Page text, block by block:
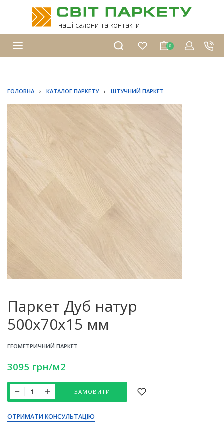
наші салони та контакти
0
ГОЛОВНА › КАТАЛОГ ПАРКЕТУ › ШТУЧНИЙ ПАРКЕТ
Паркет Дуб натур
500х70х15 мм
ГЕОМЕТРИЧНИЙ ПАРКЕТ
3095 грн/м2
ЗАМОВИТИ
ОТРИМАТИ КОНСУЛЬТАЦІЮ